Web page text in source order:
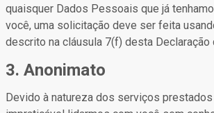
quaisquer Dados Pessoais que já
você, uma solicitação deve ser feita
descrito na cláusula 7(f) desta Declaração
3. Anonimato
Devido à natureza dos serviços prestados